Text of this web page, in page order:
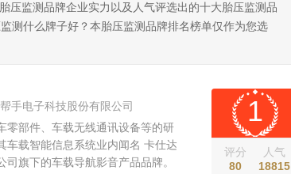
压监测品牌企业实力以及人气评选出的十大胎压监测品
测什么牌子好？本胎压监测品牌排名榜单仅作为您选
手电子科技股份有限公司
零部件、车载无线通讯设备等的研
车载智能信息系统业内闻名 卡仕达
旗下的车载导航影音产品品牌。
1
评分
80
人气
18815